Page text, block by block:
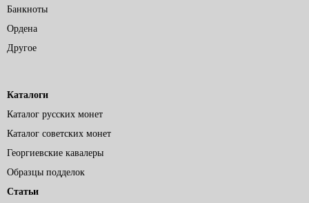
Банкноты
Ордена
Другое
Каталоги
Каталог русских монет
Каталог советских монет
Георгиевские кавалеры
Образцы подделок
Статьи